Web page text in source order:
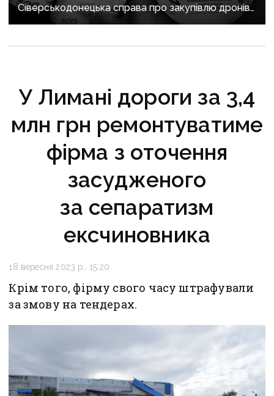
Сіверськодонецька справа про закупівлю дронів і
РЕБ без фактичних поставок
У Лимані дороги за 3,4
млн грн ремонтуватиме
фірма з оточення
засудженого
за сепаратизм
ексчиновника
18 вересня 2023 р., 15:20
Крім того, фірму свого часу штрафували
за змову на тендерах.